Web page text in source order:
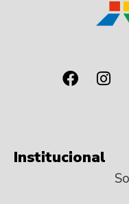
Institucional